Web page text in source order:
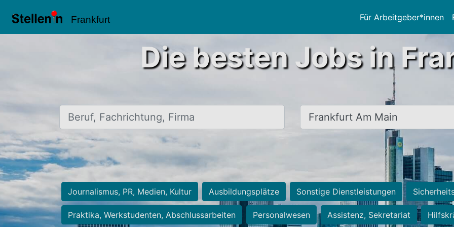
Frankfurt Für Arbeitgeber*innen
Die besten Jobs in
Beruf, Fachrichtung, Firma Ort, Stadt
Journalismus, PR, Medien, Kultur Ausbildungsplätze Sonstige Dienstleistungen
Praktika, Werkstudenten, Abschlussarbeiten Personalwesen Assistenz, Sekretariat